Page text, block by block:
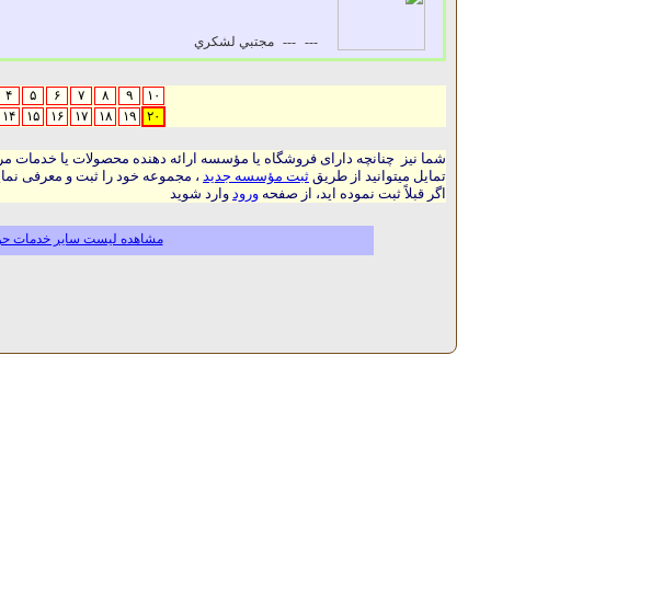
---
--- مجتبي لشکري
۴ ۵ ۶ ۷ ۸ ۹
۱۰
۱۴ ۱۵ ۱۶ ۱۷ ۱۸ ۱۹ ۲۰
شما نیز چنانچه دارای فروشگاه یا مؤسسه ارائه دهنده محصولات یا خدمات
تمایل میتوانید از طریق ثبت مؤسسه جدید ، مجموعه خود را ثبت و معرفی
اگر قبلاً ثبت نموده اید، از صفحه ورود وارد شوید
مشاهده لیست سایر خدمات